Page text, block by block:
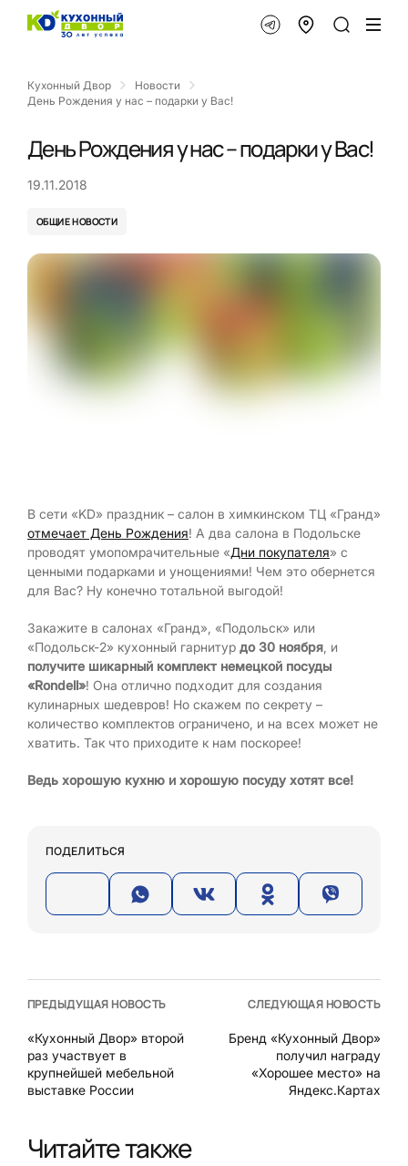
Кухонный Двор
Новости
День Рождения у нас – подарки у Вас!
День Рождения у нас – подарки у Вас!
19.11.2018
ОБЩИЕ НОВОСТИ
В сети «KD» праздник – салон в химкинском ТЦ «Гранд»
отмечает День Рождения! А два салона в Подольске
проводят умопомрачительные «Дни покупателя» с
ценными подарками и унощениями! Чем это обернется
для Вас? Ну конечно тотальной выгодой!
Закажите в салонах «Гранд», «Подольск» или
«Подольск-2» кухонный гарнитур до 30 ноября , и
получите шикарный комплект немецкой посуды
«Rondell»! Она отлично подходит для создания
кулинарных шедевров! Но скажем по секрету –
количество комплектов ограничено, и на всех может не
хватить. Так что приходите к нам поскорее!
Ведь хорошую кухню и хорошую посуду хотят все!
ПОДЕЛИТЬСЯ
ПРЕДЫДУЩАЯ НОВОСТЬ
«Кухонный Двор» второй
раз участвует в
крупнейшей мебельной
выставке России
СЛЕДУЮЩАЯ НОВОСТЬ
Бренд «Кухонный Двор»
получил награду
«Хорошее место» на
Яндекс.Картах
Читайте также